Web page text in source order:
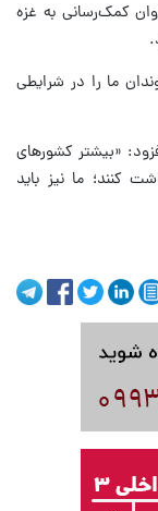
کمک‌رسانی به غزه
ما را در شرایطی
«بیشتر کشورهای
کنند؛ ما نیز باید